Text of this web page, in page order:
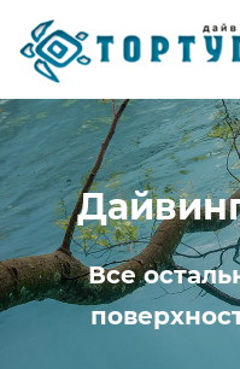
Все